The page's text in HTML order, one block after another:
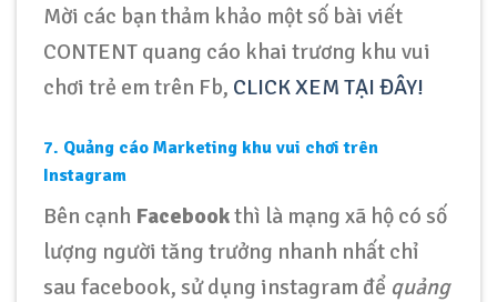
Mời các bạn thảm khảo một số bài viết
CONTENT quang cáo khai trương khu vui
chơi trẻ em trên Fb, CLICK XEM TẠI ĐÂY!
7. Quảng cáo Marketing khu vui chơitrên
Instagram
Bên cạnh Facebookthì là mạng xã hộ có số
lượng người tăng trưởng nhanh nhất chỉ
sau facebook, sử dụng instagram để quảng